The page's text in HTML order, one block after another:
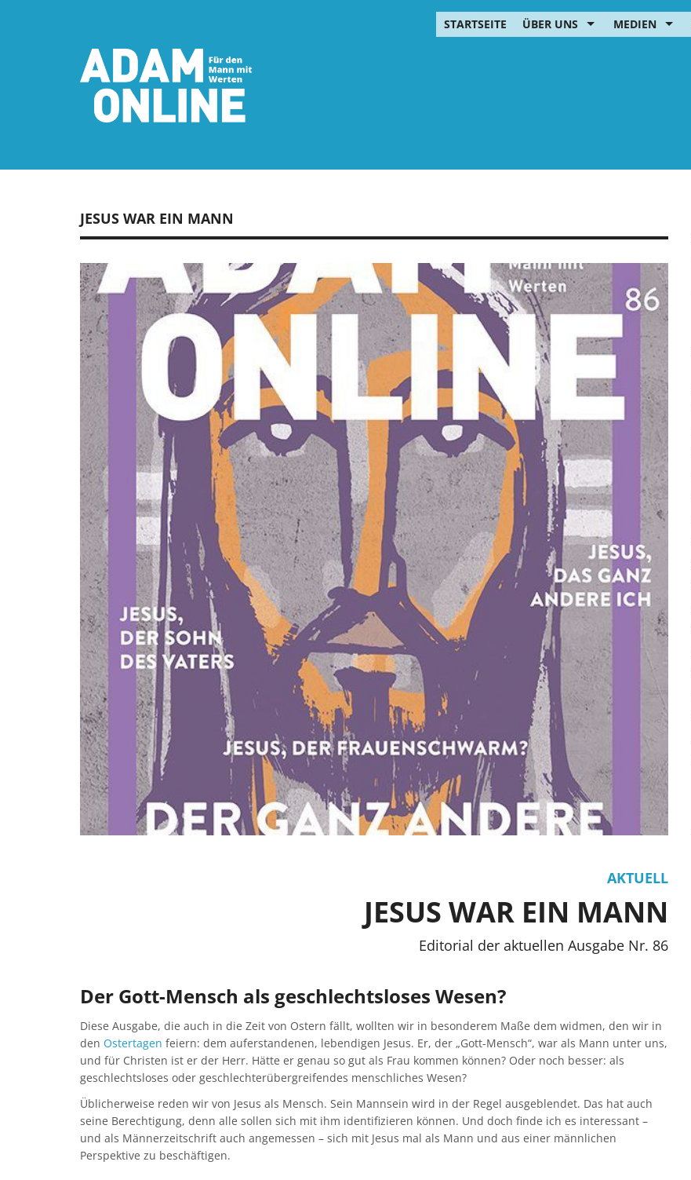
STARTSEITE ÜBER UNS MEDIEN
JESUS WAR EIN MANN
AKTUELL
JESUS WAR EIN MANN
Editorial der aktuellen Ausgabe Nr. 86
Der Gott-Mensch als geschlechtsloses Wesen?
Diese Ausgabe, die auch in die Zeit von Ostern fällt, wollten wir in besonderem Maße dem widmen, den wir in
den Ostertagen feiern: dem auferstandenen, lebendigen Jesus. Er, der „Gott-Mensch“, war als Mann unter uns,
und für Christen ist er der Herr. Hätte er genau so gut als Frau kommen können? Oder noch besser: als
geschlechtsloses oder geschlechterübergreifendes menschliches Wesen?
Üblicherweise reden wir von Jesus als Mensch. Sein Mannsein wird in der Regel ausgeblendet. Das hat auch
seine Berechtigung, denn alle sollen sich mit ihm identifizieren können. Und doch finde ich es interessant –
und als Männerzeitschrift auch angemessen – sich mit Jesus mal als Mann und aus einer männlichen
Perspektive zu beschäftigen.